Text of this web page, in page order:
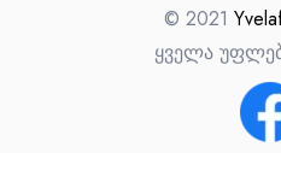
© 2021
ყველა